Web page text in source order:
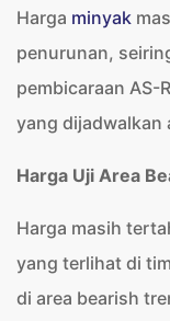
Harga minyak
penurunan,
pembicaraan AS-
yang dijadwalkan
Harga Uji Area
Harga masih
yang terlihat di
di area bearish